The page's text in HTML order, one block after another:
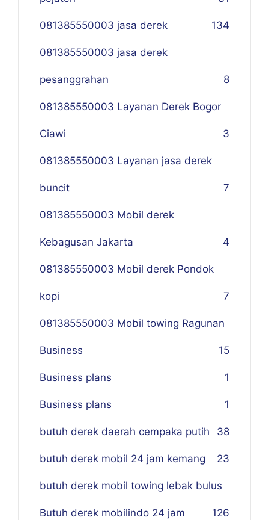
081385550003 jasa derek 134
081385550003 jasa derek
pesanggrahan 8
081385550003 Layanan Derek Bogor
Ciawi 3
081385550003 Layanan jasa derek
buncit 7
081385550003 Mobil derek
Kebagusan Jakarta 4
081385550003 Mobil derek Pondok
kopi 7
081385550003 Mobil towing Ragunan
5
Business 1
Business plans 1
Business plans 1
butuh derek daerah cempaka putih 38
butuh derek mobil 24 jam kemang 23
butuh derek mobil towing lebak bulus
26
Butuh derek mobilindo 24 jam 1